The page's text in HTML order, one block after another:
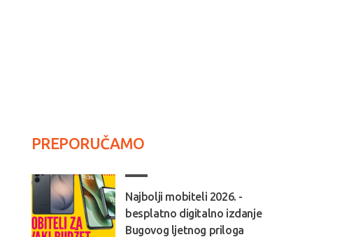
PREPORUČAMO
Najbolji mobiteli 2026. -
besplatno digitalno izdanje
Bugovog ljetnog priloga